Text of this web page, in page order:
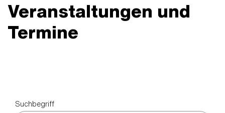
Veranstaltungen und
Termine
Suchbegriff